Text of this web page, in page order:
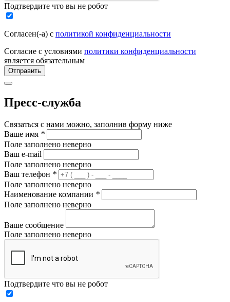
Подтвердите что вы не робот
Согласен(-а) с политикой конфиденциальности
Согласие с условиями политики конфиденциальности
является обязательным
Отправить
Пресс-служба
Связаться с нами можно, заполнив форму ниже
Ваше имя *
Поле заполнено неверно
Ваш e-mail
Поле заполнено неверно
Ваш телефон *
Поле заполнено неверно
Наименование компании *
Поле заполнено неверно
Ваше сообщение
Поле заполнено неверно
Подтвердите что вы не робот